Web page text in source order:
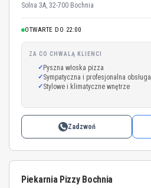
Solna 3A, 32-700 Bochnia
OTWARTE DO 22:00
ZA CO CHWALĄ KLIENCI
Pyszna włoska pizza
Sympatyczna i profesjonalna obsługa
Stylowe i klimatyczne wnętrze
Zadzwoń
Piekarnia Pizzy Bochnia